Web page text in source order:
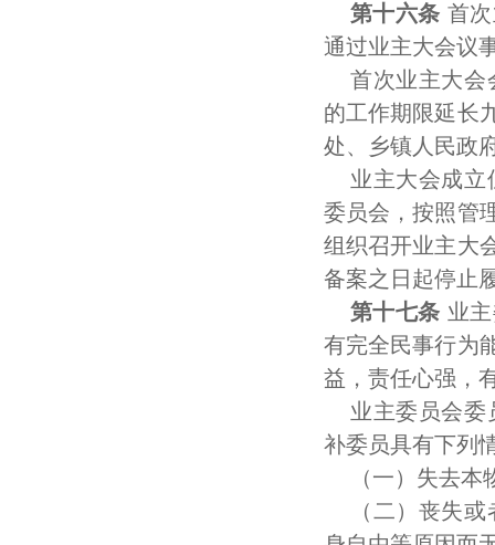
第十六条 首
通过业主大会议
首次业主大会
的工作期限延长
处、乡镇人民政
业主大会成立
委员会，按照管
组织召开业主大
备案之日起停止
第十七条 业
有完全民事行为
益，责任心强，
业主委员会委
补委员具有下列
（一）失去
（二）丧失